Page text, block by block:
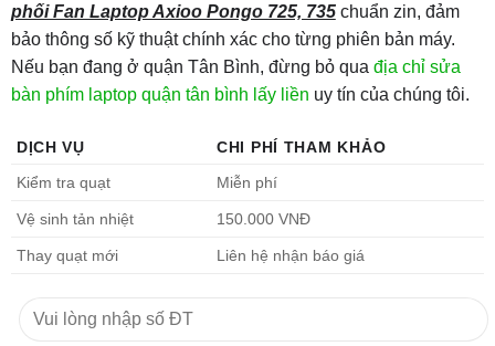
phối Fan Laptop Axioo Pongo 725, 735chuẩn zin, đảm
bảo thông số kỹ thuật chính xác cho từng phiên bản máy.
Nếu bạn đang ở quận Tân Bình, đừng bỏ qua địa chỉ sửa
bàn phím laptop quận tân bình lấy liền uy tín của chúng tôi.
DỊCH VỤ
CHI PHÍ THAM KHẢO
Kiểm tra quạt
Miễn phí
Vệ sinh tản nhiệt 150.000 VNĐ
Thay quạt mới Liên hệ nhận báo giá